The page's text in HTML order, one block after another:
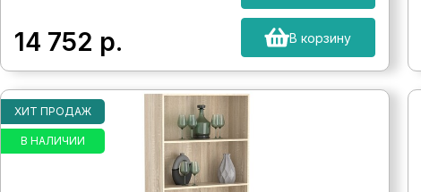
14 752 р. В корзину
ХИТ ПРОДАЖ
В НАЛИЧИИ